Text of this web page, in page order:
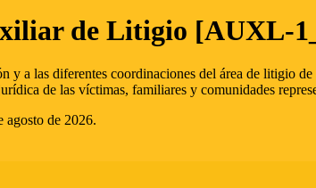
de Litigio [AUXL-
y a las diferentes coordinaciones del área de litigio
de las víctimas, familiares y comunidades
agosto de 2026.